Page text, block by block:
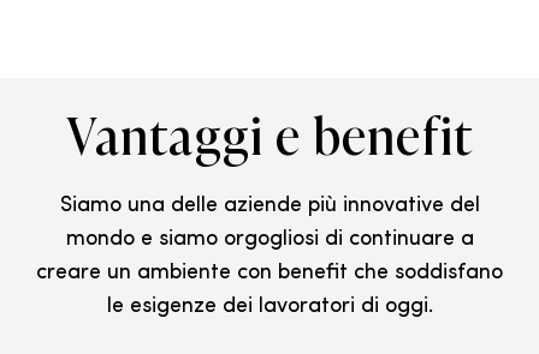
Vantaggi e benefit
Siamo una delle aziende più innovative del
mondo e siamo orgogliosi di continuare a
creare un ambiente con benefit che soddisfano
le esigenze dei lavoratori di oggi.